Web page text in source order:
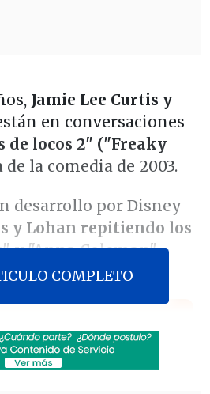
Jamie Lee Curtis y
en conversaciones
de locos 2" ("Freaky
de la comedia de 2003.
desarrollo por Disney
y Lohan repitiendo los
y "Anna Coleman",
rodillas": Revelan
sobre las últimas
COMPLETO